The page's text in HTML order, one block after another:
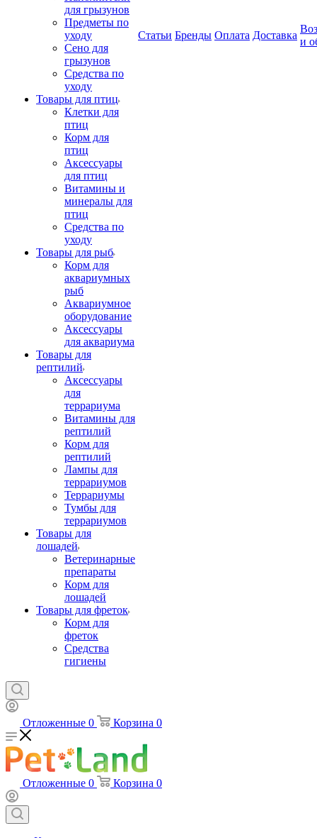
для грызунов
Предметы по
уходу
Сено для
грызунов
Средства по
уходу
Товары для птиц
Клетки для
птиц
Корм для
птиц
Аксессуары
для птиц
Витамины и
минералы для
птиц
Средства по
уходу
Товары для рыб
Корм для
аквариумных
рыб
Аквариумное
оборудование
Аксессуары
для аквариума
Товары для
рептилий
Аксессуары
для
террариума
Витамины для
рептилий
Корм для
рептилий
Лампы для
террариумов
Террариумы
Тумбы для
террариумов
Товары для
лошадей
Ветеринарные
препараты
Корм для
лошадей
Товары для фреток
Корм для
фреток
Средства
гигиены
Статьи Бренды Оплата Доставка
и
Отложенные 0 Корзина 0
Отложенные 0 Корзина 0